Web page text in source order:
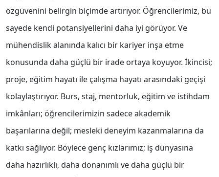
özgüvenini belirgin biçimde artırıyor. Öğrencilerimiz, bu
sayede kendi potansiyellerini daha iyi görüyor. Ve
mühendislik alanında kalıcı bir kariyer inşa etme
konusunda daha güçlü bir irade ortaya koyuyor. İkincisi;
proje, eğitim hayatı ile çalışma hayatı arasındaki geçişi
kolaylaştırıyor. Burs, staj, mentorluk, eğitim ve istihdam
imkânları; öğrencilerimizin sadece akademik
başarılarına değil; mesleki deneyim kazanmalarına da
katkı sağlıyor. Böylece genç kızlarımız; iş dünyasına
daha hazırlıklı, daha donanımlı ve daha güçlü bir